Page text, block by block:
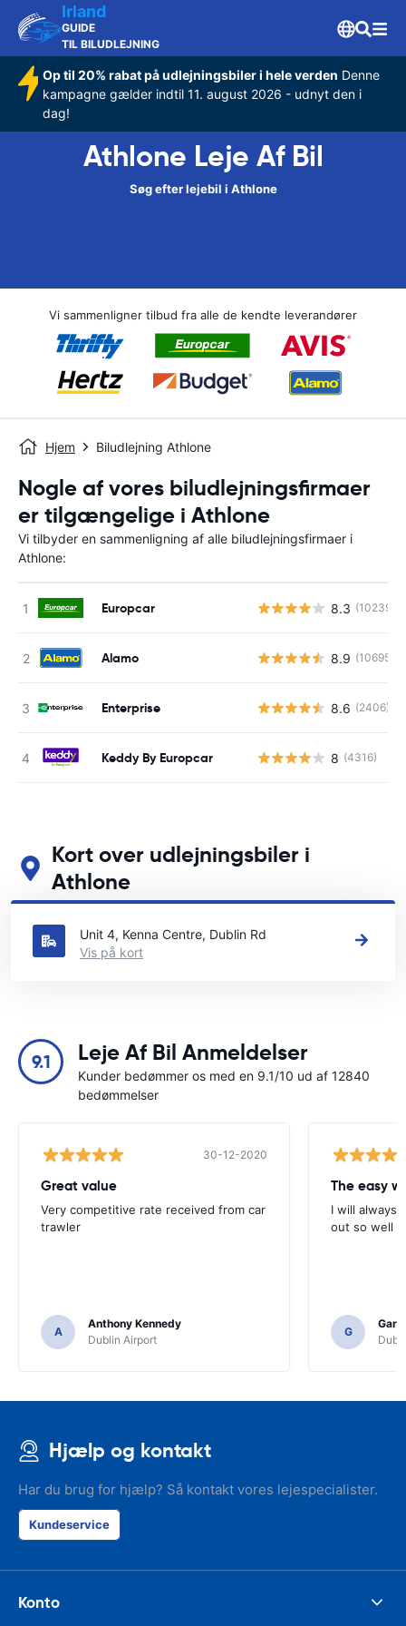
Irland
GUIDE
TIL BILUDLEJNING
Op til 20% rabat på udlejningsbiler i hele verden Denne
kampagne gælder indtil 11. august 2026 - udnyt den i
dag!
Athlone Leje Af Bil
Søg efter lejebil i Athlone
Vi sammenligner tilbud fra alle de kendte leverandører
Hjem Biludlejning Athlone
Nogle af vores biludlejningsfirmaer
er tilgængelige i Athlone
Vi tilbyder en sammenligning af alle biludlejningsfirmaer i
Athlone:
Europcar 8.3 (10239)
Alamo 8.9 (10695)
Enterprise 8.6 (2406)
Keddy By Europcar 8 (4316)
Kort over udlejningsbiler i
Athlone
Se vores vigtigste biludlejningssteder i Athlone
Unit 4, Kenna Centre, Dublin Rd
Vis på kort
9.1 Leje Af Bil Anmeldelser
Kunder bedømmer os med en 9.1/10 ud af 12840
bedømmelser
30-12-2020
Great value
Very competitive rate received from car
trawler
A
Anthony Kennedy
Dublin Airport
I will always
out so well
G
Gary
Hjælp og kontakt
Har du brug for hjælp? Så kontakt vores lejespecialister.
Kundeservice
Konto